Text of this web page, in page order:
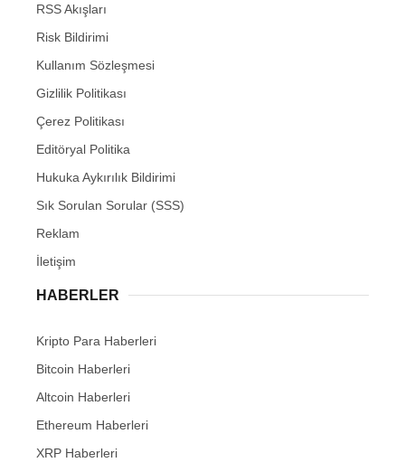
RSS Akışları
Risk Bildirimi
Kullanım Sözleşmesi
Gizlilik Politikası
Çerez Politikası
Editöryal Politika
Hukuka Aykırılık Bildirimi
Sık Sorulan Sorular (SSS)
Reklam
İletişim
HABERLER
Kripto Para Haberleri
Bitcoin Haberleri
Altcoin Haberleri
Ethereum Haberleri
XRP Haberleri